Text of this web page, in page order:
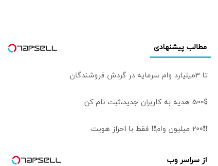
مطالب پیشنهادی
تا 3میلیارد وام سرمایه در گردش فروشندگان
500$ هدیه به کاربران جدید،ثبت نام کن
❗❗200 میلیون وام❗❗ فقط با احراز هویت
از سراسر وب